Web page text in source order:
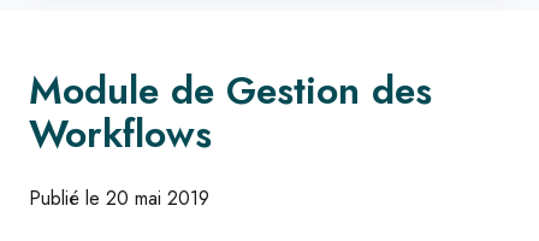
Module de Gestion des
Workflows
Publié le 20 mai 2019